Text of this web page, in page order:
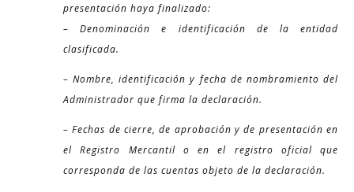
presentación haya finalizado:
– Denominación e identificación de la entidad
clasificada.
– Nombre, identificación y fecha de nombramiento del
Administrador que firma la declaración.
– Fechas de cierre, de aprobación y de presentación en
el Registro Mercantil o en el registro oficial que
corresponda de las cuentas objeto de la declaración.